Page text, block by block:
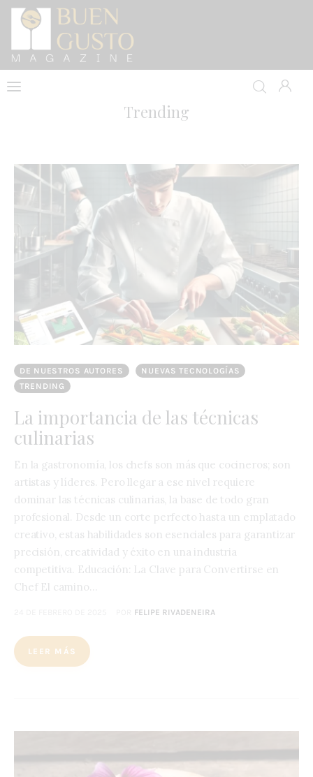
Entrevistas
Directorio y Autores
Trending
DE NUESTROS AUTORES
NUEVAS TECNOLOGÍAS
TRENDING
La importancia de las técnicas
culinarias
En la gastronomía, los chefs son más que cocineros; son
artistas y líderes. Pero llegar a ese nivel requiere
dominar las técnicas culinarias, la base de todo gran
profesional. Desde un corte perfecto hasta un emplatado
creativo, estas habilidades son esenciales para garantizar
precisión, creatividad y éxito en una industria
competitiva. Educación: La Clave para Convertirse en
Chef El camino…
FELIPE RIVADENEIRA
LEER MÁS